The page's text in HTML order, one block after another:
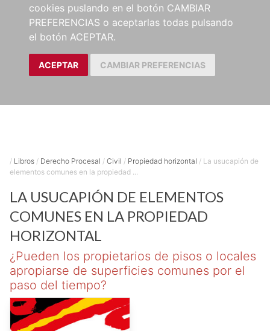
cookies puslando en el botón CAMBIAR
PREFERENCIAS o aceptarlas todas pulsando
el botón ACEPTAR.
ACEPTAR CAMBIAR PREFERENCIAS
/ Libros / Derecho Procesal / Civil / Propiedad horizontal / La usucapión de
elementos comunes en la propiedad ...
LA USUCAPIÓN DE ELEMENTOS
COMUNES EN LA PROPIEDAD
HORIZONTAL
¿Pueden los propietarios de pisos o locales
apropiarse de superficies comunes por el
paso del tiempo?